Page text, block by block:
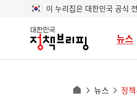
이 누리집은 대한민국 공식
대
민
뉴스
뉴스 정